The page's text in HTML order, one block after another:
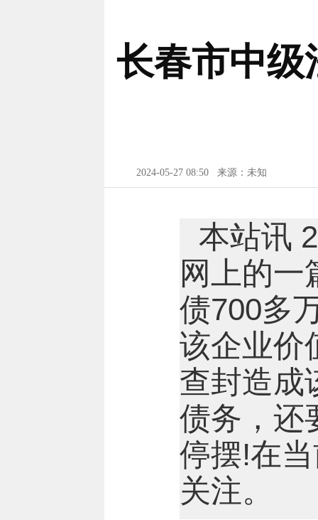
长春市中级
2024-05-27 08:50 来源：未知
本站讯
网上的一
债700多
该企业价
查封造成
债务，还
停摆!在
关注。